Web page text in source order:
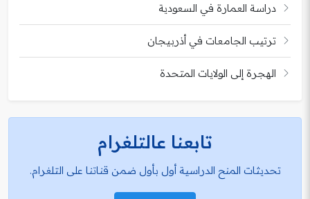
دراسة العمارة في السعودية
ترتيب الجامعات في أذربيجان
الهجرة إلى الولايات المتحدة
تابعنا عالتلغرام
تحديثات المنح الدراسية أول بأول ضمن قناتنا على التلغرام.